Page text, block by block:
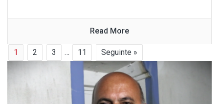
Read More
1 2 3 … 11 Seguinte »